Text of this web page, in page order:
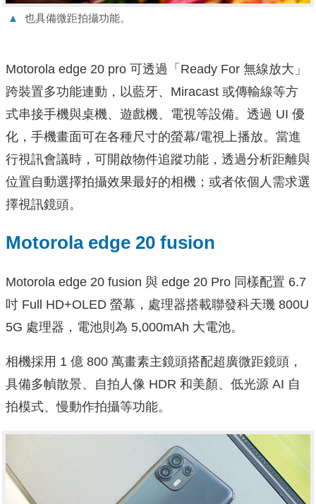
▲ 也具備微距拍攝功能。
Motorola edge 20 pro 可透過「Ready For 無線放大」
跨裝置多功能連動，以藍牙、Miracast 或傳輸線等方
式串接手機與桌機、遊戲機、電視等設備。透過 UI 優
化，手機畫面可在各種尺寸的螢幕/電視上播放。當進
行視訊會議時，可開啟物件追蹤功能，透過分析距離與
位置自動選擇拍攝效果最好的相機；或者依個人需求選
擇視訊鏡頭。
Motorola edge 20 fusion
Motorola edge 20 fusion 與 edge 20 Pro 同樣配置 6.7
吋 Full HD+OLED 螢幕，處理器搭載聯發科天璣 800U
5G 處理器，電池則為 5,000mAh 大電池。
相機採用 1 億 800 萬畫素主鏡頭搭配超廣微距鏡頭，
具備多幀散景、自拍人像 HDR 和美顏、低光源 AI 自
拍模式、慢動作拍攝等功能。